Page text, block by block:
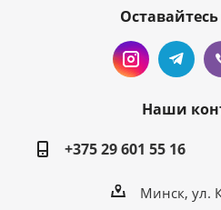
Наши
+375 29 601 55 16
Минск, ул.